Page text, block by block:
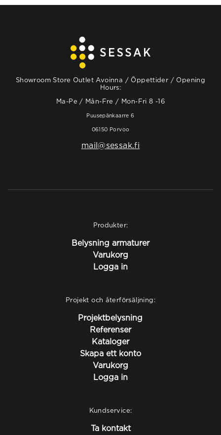
Showroom Store Outlet Avoinna / Öppettider / Opening
Hours:
Ma-Pe / Mån-Fre / Mon-Fri 8 -16
Puusepänkaarre 6
06150 Porvoo
mail@sessak.fi
Produkter:
Belysning armaturer
Varukorg
Logga in
Projekt och återförsäljning:
Projektbelysning
Referenser
Kataloger
Skapa ett konto
Varukorg
Logga in
Kundservice:
Ta kontakt